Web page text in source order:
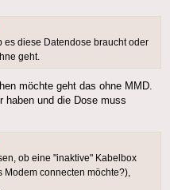
es diese Datendose braucht oder
geht.
möchte geht das ohne MMD.
haben und die Dose muss
ob eine "inaktive" Kabelbox
connecten möchte?),